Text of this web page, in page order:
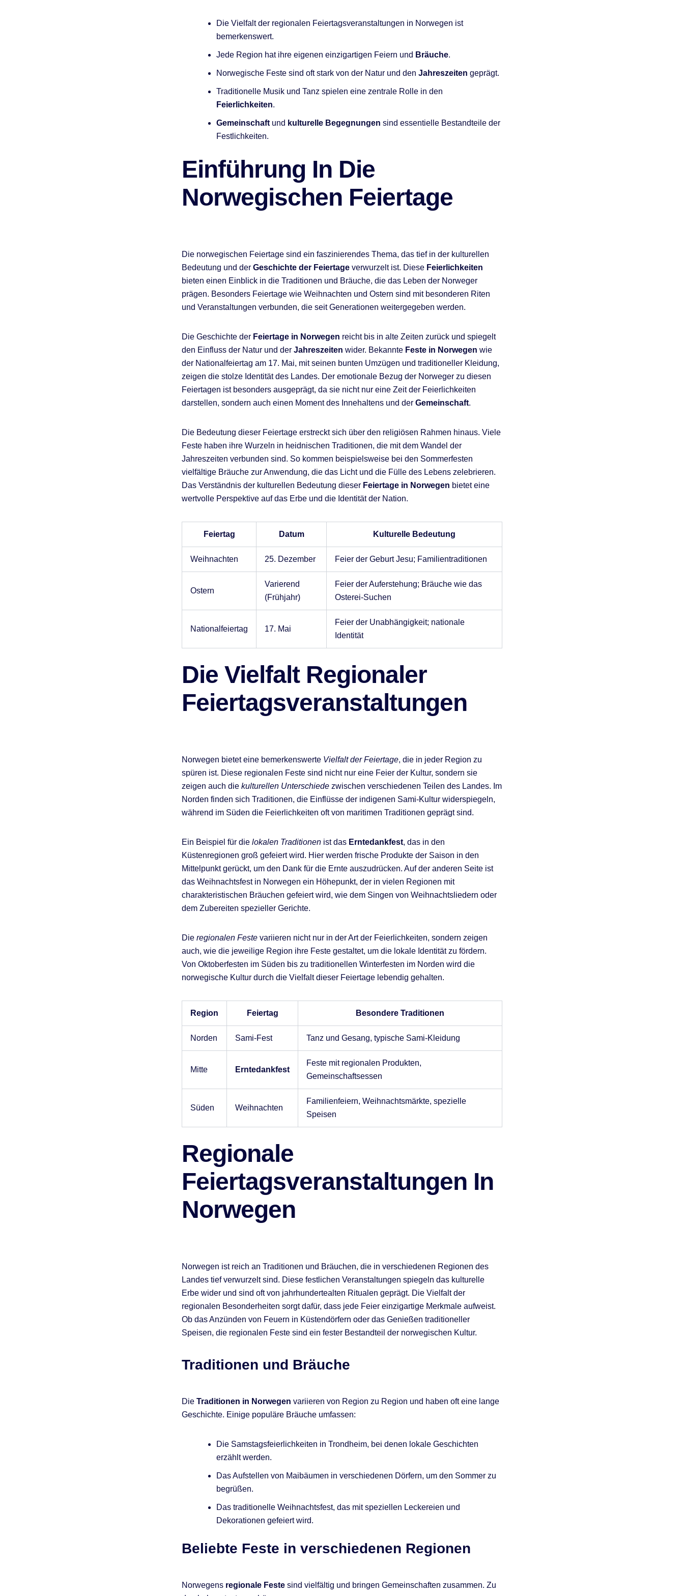
Die Vielfalt der regionalen Feiertagsveranstaltungen in Norwegen ist
bemerkenswert.
Jede Region hat ihre eigenen einzigartigen Feiern und Bräuche.
Norwegische Feste sind oft stark von der Natur und den Jahreszeiten geprägt.
Traditionelle Musik und Tanz spielen eine zentrale Rolle in den
Feierlichkeiten.
Gemeinschaft und kulturelle Begegnungen sind essentielle Bestandteile der
Festlichkeiten.
Einführung In Die
Norwegischen Feiertage
Die norwegischen Feiertage sind ein faszinierendes Thema, das tief in der kulturellen
Bedeutung und der Geschichte der Feiertage verwurzelt ist. Diese Feierlichkeiten
bieten einen Einblick in die Traditionen und Bräuche, die das Leben der Norweger
prägen. Besonders Feiertage wie Weihnachten und Ostern sind mit besonderen Riten
und Veranstaltungen verbunden, die seit Generationen weitergegeben werden.
Die Geschichte der Feiertage in Norwegen reicht bis in alte Zeiten zurück und spiegelt
den Einfluss der Natur und der Jahreszeiten wider. Bekannte Feste in Norwegen wie
der Nationalfeiertag am 17. Mai, mit seinen bunten Umzügen und traditioneller Kleidung,
zeigen die stolze Identität des Landes. Der emotionale Bezug der Norweger zu diesen
Feiertagen ist besonders ausgeprägt, da sie nicht nur eine Zeit der Feierlichkeiten
darstellen, sondern auch einen Moment des Innehaltens und der Gemeinschaft.
Die Bedeutung dieser Feiertage erstreckt sich über den religiösen Rahmen hinaus. Viele
Feste haben ihre Wurzeln in heidnischen Traditionen, die mit dem Wandel der
Jahreszeiten verbunden sind. So kommen beispielsweise bei den Sommerfesten
vielfältige Bräuche zur Anwendung, die das Licht und die Fülle des Lebens zelebrieren.
Das Verständnis der kulturellen Bedeutung dieser Feiertage in Norwegen bietet eine
wertvolle Perspektive auf das Erbe und die Identität der Nation.
Feiertag Datum Kulturelle Bedeutung
Weihnachten 25. Dezember Feier der Geburt Jesu; Familientraditionen
Ostern
Varierend
(Frühjahr)
Feier der Auferstehung; Bräuche wie das
Osterei-Suchen
Nationalfeiertag 17. Mai
Feier der Unabhängigkeit; nationale
Identität
Die Vielfalt Regionaler
Feiertagsveranstaltungen
Norwegen bietet eine bemerkenswerte Vielfalt der Feiertage, die in jeder Region zu
spüren ist. Diese regionalen Feste sind nicht nur eine Feier der Kultur, sondern sie
zeigen auch die kulturellen Unterschiede zwischen verschiedenen Teilen des Landes. Im
Norden finden sich Traditionen, die Einflüsse der indigenen Sami-Kultur widerspiegeln,
während im Süden die Feierlichkeiten oft von maritimen Traditionen geprägt sind.
Ein Beispiel für die lokalen Traditionen ist das Erntedankfest, das in den
Küstenregionen groß gefeiert wird. Hier werden frische Produkte der Saison in den
Mittelpunkt gerückt, um den Dank für die Ernte auszudrücken. Auf der anderen Seite ist
das Weihnachtsfest in Norwegen ein Höhepunkt, der in vielen Regionen mit
charakteristischen Bräuchen gefeiert wird, wie dem Singen von Weihnachtsliedern oder
dem Zubereiten spezieller Gerichte.
Die regionalen Feste variieren nicht nur in der Art der Feierlichkeiten, sondern zeigen
auch, wie die jeweilige Region ihre Feste gestaltet, um die lokale Identität zu fördern.
Von Oktoberfesten im Süden bis zu traditionellen Winterfesten im Norden wird die
norwegische Kultur durch die Vielfalt dieser Feiertage lebendig gehalten.
Region Feiertag Besondere Traditionen
Norden Sami-Fest Tanz und Gesang, typische Sami-Kleidung
Mitte Erntedankfest
Feste mit regionalen Produkten,
Gemeinschaftsessen
Süden Weihnachten
Familienfeiern, Weihnachtsmärkte, spezielle
Speisen
Regionale
Feiertagsveranstaltungen In
Norwegen
Norwegen ist reich an Traditionen und Bräuchen, die in verschiedenen Regionen des
Landes tief verwurzelt sind. Diese festlichen Veranstaltungen spiegeln das kulturelle
Erbe wider und sind oft von jahrhundertealten Ritualen geprägt. Die Vielfalt der
regionalen Besonderheiten sorgt dafür, dass jede Feier einzigartige Merkmale aufweist.
Ob das Anzünden von Feuern in Küstendörfern oder das Genießen traditioneller
Speisen, die regionalen Feste sind ein fester Bestandteil der norwegischen Kultur.
Traditionen und Bräuche
Die Traditionen in Norwegen variieren von Region zu Region und haben oft eine lange
Geschichte. Einige populäre Bräuche umfassen:
Die Samstagsfeierlichkeiten in Trondheim, bei denen lokale Geschichten
erzählt werden.
Das Aufstellen von Maibäumen in verschiedenen Dörfern, um den Sommer zu
begrüßen.
Das traditionelle Weihnachtsfest, das mit speziellen Leckereien und
Dekorationen gefeiert wird.
Beliebte Feste in verschiedenen Regionen
Norwegens regionale Feste sind vielfältig und bringen Gemeinschaften zusammen. Zu